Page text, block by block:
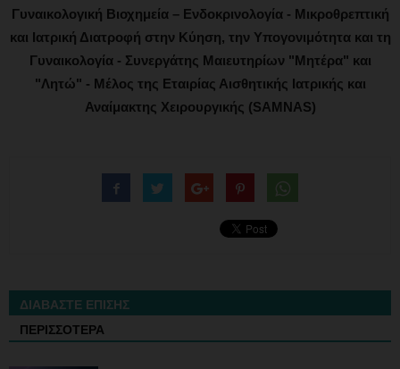
Γυναικολογική Βιοχημεία – Ενδοκρινολογία - Μικροθρεπτική
και Ιατρική Διατροφή στην Κύηση, την Υπογονιμότητα και τη
Γυναικολογία - Συνεργάτης Μαιευτηρίων "Μητέρα" και
"Λητώ" - Μέλος της Εταιρίας Αισθητικής Ιατρικής και
Αναίμακτης Χειρουργικής (SAMNAS)
ΔΙΑΒΑΣΤΕ ΕΠΙΣΗΣ
ΠΕΡΙΣΣΟΤΕΡΑ